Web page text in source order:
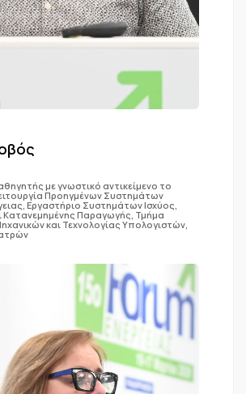
με γνωστικό αντικείμενο το
Προηγμένων Συστημάτων
Εργαστήριο Συστημάτων Ισχύος,
Κατανεμημένης Παραγωγής, Τμήμα
και Τεχνολογίας Υπολογιστών,